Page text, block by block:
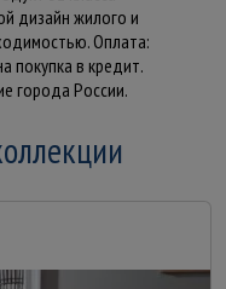
дизайн жилого и
Оплата:
покупка в кредит.
города России.